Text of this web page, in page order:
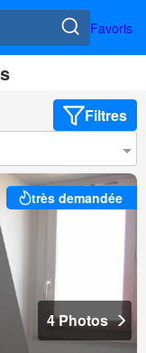
Favoris
Filtres
très demandée
4 Photos